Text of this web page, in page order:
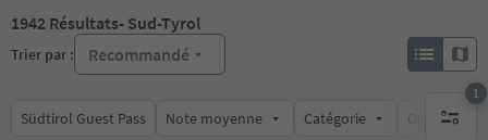
1942 Résultats- Sud-Tyrol
Trier par : Recommandé
Südtirol Guest Pass Note moyenne Catégorie Options de
1
1 filtre